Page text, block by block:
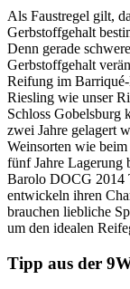
Als Faustregel gilt,
Gerbstoffgehalt
Denn gerade
Gerbstoffgehalt
Reifung im
Riesling wie unser
Schloss Gobelsburg
zwei Jahre gelagert
Weinsorten wie
fünf Jahre Lagerung
Barolo DOCG 2014
entwickeln ihren
brauchen liebliche
um den idealen
Tipp aus der